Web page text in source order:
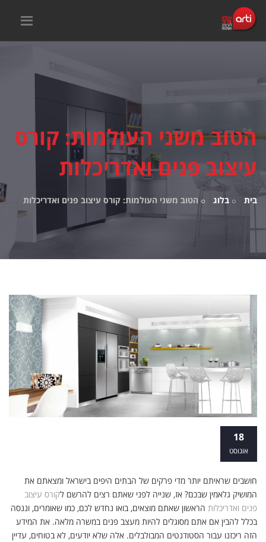
הטוב משני העולמות: קורס
עיצוב פנים ואדריכלות
בית בלוג הטוב משני העולמות: קורס עיצוב פנים ואדריכלות
18
אוגוסט
חושבים שראיתם יותר מדי פרקים של הבתים היפים בישראל ומצאתם את
המושיק גלאמין שבכם? אז, שנייה לפני שאתם רצים להרשם לקורס עיצוב
פנים ואדריכלות הראשון שאתם מוצאים, בואו נחדש לכם, כמו שאומרים, וננסה
בכלל להבין אם אתם מסוגלים להיות מעצב פנים במשרה מלאה. את המידע
הזה ריכזנו עבור הסטודנטים המבולבלים. אלה שלא יודעים, לא בטוחים, עדיין